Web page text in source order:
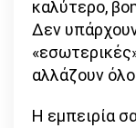
καλύτερο,
Δεν
αλλάζουν
Η εμπειρία